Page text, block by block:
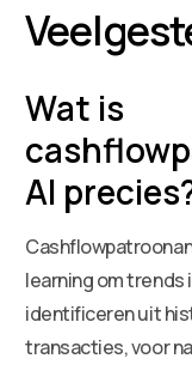
Wat is
AI
learning om
identificeren uit
transacties, voor